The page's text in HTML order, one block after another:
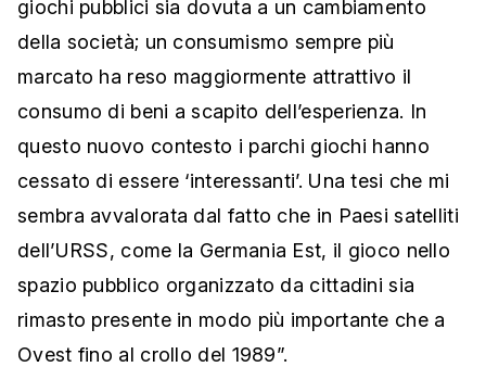
giochi pubblici sia dovuta a un cambiamento
della società; un consumismo sempre più
marcato ha reso maggiormente attrattivo il
consumo di beni a scapito dell’esperienza. In
questo nuovo contesto i parchi giochi hanno
cessato di essere ‘interessanti’. Una tesi che mi
sembra avvalorata dal fatto che in Paesi satelliti
dell’URSS, come la Germania Est, il gioco nello
spazio pubblico organizzato da cittadini sia
rimasto presente in modo più importante che a
Ovest fino al crollo del 1989”.